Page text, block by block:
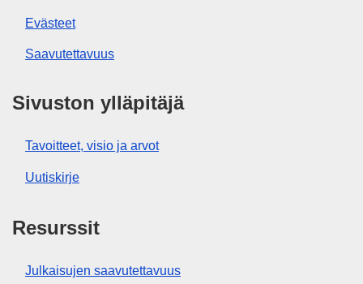
Evästeet
Saavutettavuus
Sivuston ylläpitäjä
Tavoitteet, visio ja arvot
Uutiskirje
Resurssit
Julkaisujen saavutettavuus